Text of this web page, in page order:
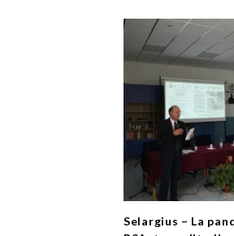
Selargius – La